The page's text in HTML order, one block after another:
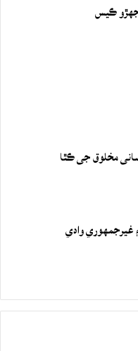
ڪيس
مخلوق جي ڪٿا
غيرجمھوري وادي